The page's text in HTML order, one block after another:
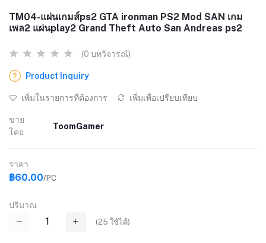
TM04-แผ่นเกมส์ps2 GTA ironman PS2 Mod SAN เกม
เพล2 แผ่นplay2 Grand Theft Auto San Andreas ps2
(0 บทวิจารณ์)
Product Inquiry
เพิ่มในรายการที่ต้องการ เพิ่มเพื่อเปรียบเทียบ
ขาย
โดย
ToomGamer
ราคา
฿60.00/PC
ปริมาณ
(25 ใช้ได้)